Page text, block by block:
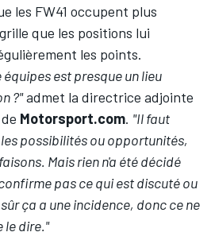
les FW41 occupent plus
que les positions lui
les points.
est presque un lieu
?"admet la directrice adjointe
Motorsport.com. "Il faut
possibilités ou opportunités,
Mais rien n'a été décidé
pas ce qui est discuté ou
ça a une incidence, donc ce ne
le dire."